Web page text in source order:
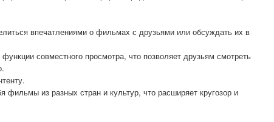
впечатлениями о фильмах с друзьями или обсуждать их в
совместного просмотра, что позволяет друзьям смотреть
фильмы из разных стран и культур, что расширяет кругозор и